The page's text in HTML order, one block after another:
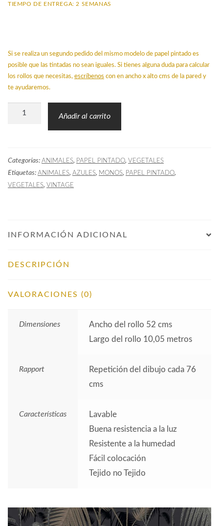
TIEMPO DE ENTREGA: 2 SEMANAS
Si se realiza un segundo pedido del mismo modelo de papel pintado es
posible que las tintadas no sean iguales. Si tienes alguna duda para calcular
los rollos que necesitas, escríbenos con en ancho x alto cms de la pared y
te ayudaremos.
Papel
Marino
cantidad
Añadir al carrito
Categorías: ANIMALES, PAPEL PINTADO, VEGETALES
Etiquetas: ANIMALES, AZULES, MONOS, PAPEL PINTADO,
VEGETALES, VINTAGE
INFORMACIÓN ADICIONAL
DESCRIPCIÓN
VALORACIONES (0)
Dimensiones
Ancho del rollo 52 cms
Largo del rollo 10,05 metros
Rapport
Repetición del dibujo cada 76
cms
Características
Lavable
Buena resistencia a la luz
Resistente a la humedad
Fácil colocación
Tejido no Tejido